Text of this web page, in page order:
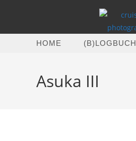
HOME (B)LOGBUCH
Asuka III